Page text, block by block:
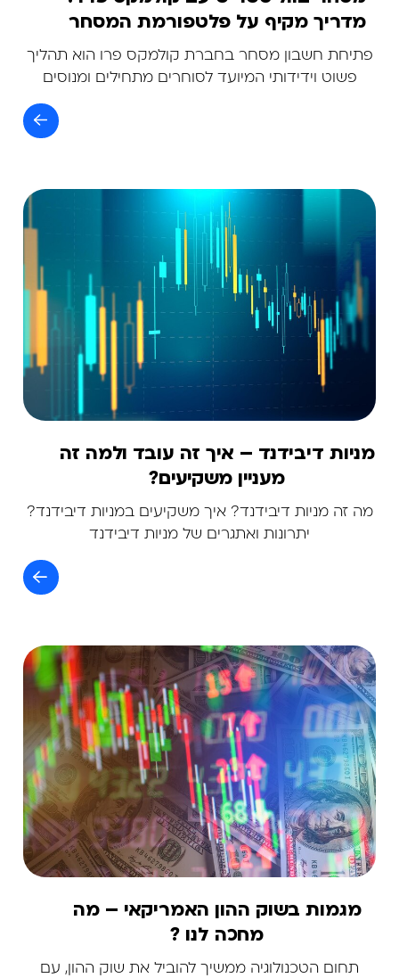
מדריך מקיף על פלטפורמת המסחר
2026
פתיחת חשבון מסחר בחברת קולמקס פרו הוא תהליך
פשוט וידידותי המיועד לסוחרים מתחילים ומנוסים
מניות דיבידנד – איך זה עובד ולמה זה
מעניין משקיעים?
מה זה מניות דיבידנד? איך משקיעים במניות דיבידנד?
יתרונות ואתגרים של מניות דיבידנד
מגמות בשוק ההון האמריקאי – מה
מחכה לנו ?
תחום הטכנולוגיה ממשיך להוביל את שוק ההון, עם